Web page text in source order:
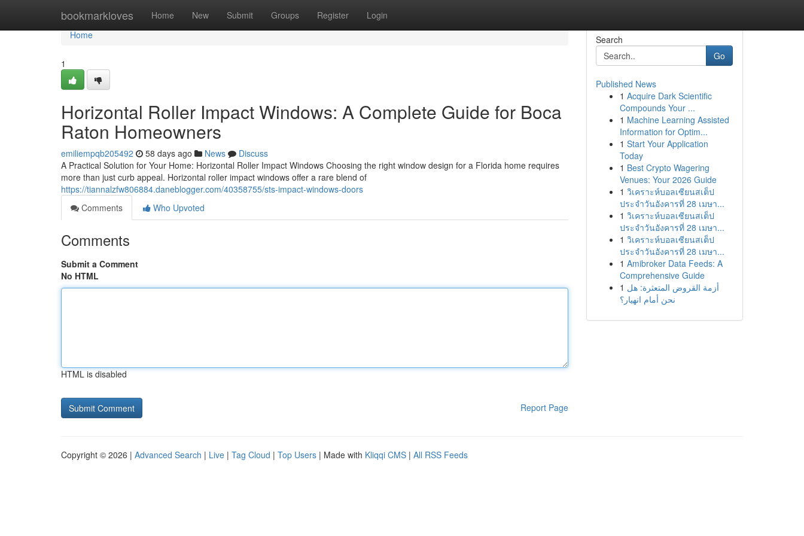
bookmarkloves Home New Submit Groups Register Login
Home
Home
1
Horizontal Roller Impact Windows: A Complete Guide for Boca
Raton Homeowners
emiliempqb205492 58 days ago News
Discuss
A Practical Solution for Your Home: Horizontal Roller Impact Windows Choosing the right window design for a Florida home requires
more than just curb appeal. Horizontal roller impact windows offer a rare blend of
https://tiannalzfw806884.daneblogger.com/40358755/sts-impact-windows-doors
Comments
Who Upvoted
Comments
Submit a Comment
No HTML
HTML is disabled
Report Page
Search
Go
Published News
1 Acquire Dark Scientific
Compounds Your ...
1 Machine Learning Assisted
Information for Optim...
1 Start Your Application
Today
1 Best Crypto Wagering
Venues: Your 2026 Guide
1 วิเคราะห์บอลเซียนสเต็ป
ประจำวันอังคารที่ 28 เมษา...
1 วิเคราะห์บอลเซียนสเต็ป
ประจำวันอังคารที่ 28 เมษา...
1 วิเคราะห์บอลเซียนสเต็ป
ประจำวันอังคารที่ 28 เมษา...
1 Amibroker Data Feeds: A
Comprehensive Guide
1 أزمة القروض المتعثرة: هل
نحن أمام انهيار؟
Copyright © 2026 | Advanced Search | Live | Tag Cloud | Top Users | Made with Kliqqi CMS | All RSS Feeds